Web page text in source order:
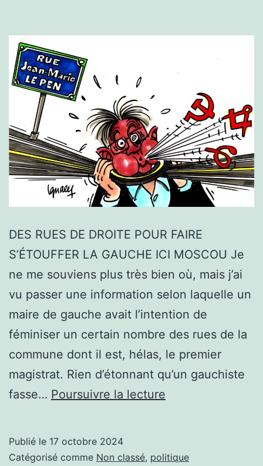
DES RUES DE DROITE POUR FAIRE
S’ÉTOUFFER LA GAUCHE ICI MOSCOU Je
ne me souviens plus très bien où, mais j’ai
vu passer une information selon laquelle un
maire de gauche avait l’intention de
féminiser un certain nombre des rues de la
commune dont il est, hélas, le premier
magistrat. Rien d’étonnant qu’un gauchiste
fasse… Poursuivre la lecture
DROITE
Publié le 17 octobre 2024
Catégorisé comme Non classé, politique